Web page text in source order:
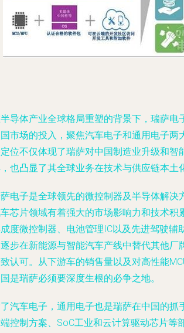
导体产业全球格局重塑的背景下，瑞萨电
市场的投入，聚焦汽车电子和通用电子两
位不仅体现了瑞萨对中国制造业升级和智
也凸显了其全球业务在技术与供应链本土
电子是全球领先的微控制器及半导体解决
芯片领域有着强大的市场影响力和技术积
度微控制器、电池管理IC以及先进驾驶辅
步在新能源与智能汽车产线中替代其他厂
认可。从下游车的销售量以及对高性能
是瑞萨必须要深度生根的必争之地。
汽车电子，通用电子也是瑞萨在中国的抓
控制方案、SoC工业和云计算驱动芯片等